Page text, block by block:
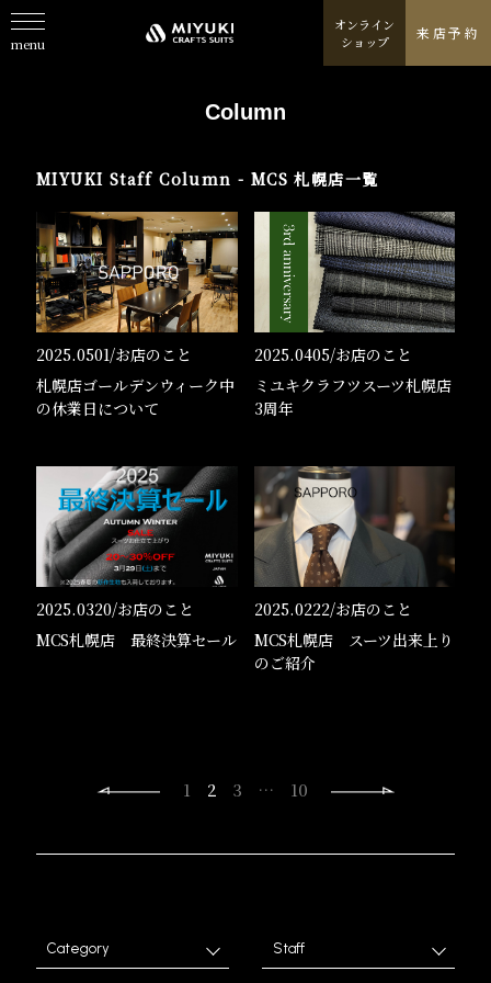
menu
オンライン
ショップ
来店予約
Fabric
Column
スタッフが発信するコラム
Journal
特集ジャーナル/記事/よみもの
Shop
お店情報/ご予約
Online Shop
Column
MIYUKI Staff Column - MCS 札幌店一覧
2025.0501/お店のこと
札幌店ゴールデンウィーク中
の休業日について
2025.0405/お店のこと
ミユキクラフツスーツ札幌店
3周年
2025.0320/お店のこと
MCS札幌店 最終決算セール
2025.0222/お店のこと
MCS札幌店 スーツ出来上り
のご紹介
1 2 3 … 10
Category Staff